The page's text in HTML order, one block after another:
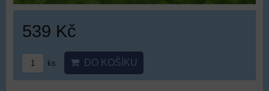
539 Kč
ks DO KOŠÍKU